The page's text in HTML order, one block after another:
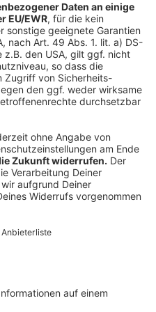
zum
erfuhren zudem, dass
Flughafens
Lars Redeligx und
verlängerten die
Ende 2030.
zum Thema:
am